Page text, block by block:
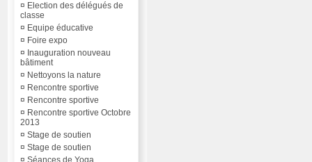
¤ Election des délégués de
classe
¤ Equipe éducative
¤ Foire expo
¤ Inauguration nouveau
bâtiment
¤ Nettoyons la nature
¤ Rencontre sportive
¤ Rencontre sportive
¤ Rencontre sportive Octobre
2013
¤ Stage de soutien
¤ Stage de soutien
¤ Séances de Yoga